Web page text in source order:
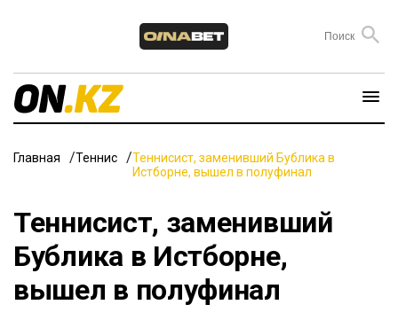
Главная Теннис
Теннисист, заменивший Бублика в
Истборне, вышел в полуфинал
Теннисист, заменивший
Бублика в Истборне,
вышел в полуфинал